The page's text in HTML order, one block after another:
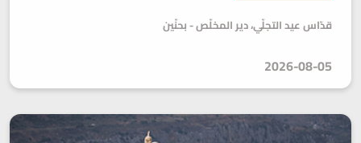
قدّاس عيد التجلّي، دير المخلّص - بحنّين
2026-08-05